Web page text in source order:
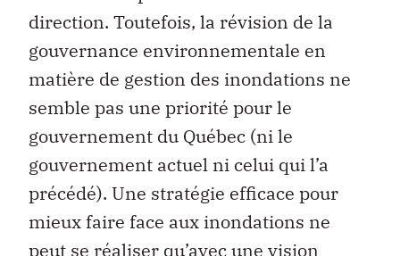
direction. Toutefois, la révision de la
gouvernance environnementale en
matière de gestion des inondations ne
semble pas une priorité pour le
gouvernement du Québec (ni le
gouvernement actuel ni celui qui l’a
précédé). Une stratégie efficace pour
mieux faire face aux inondations ne
peut se réaliser qu’avec une vision